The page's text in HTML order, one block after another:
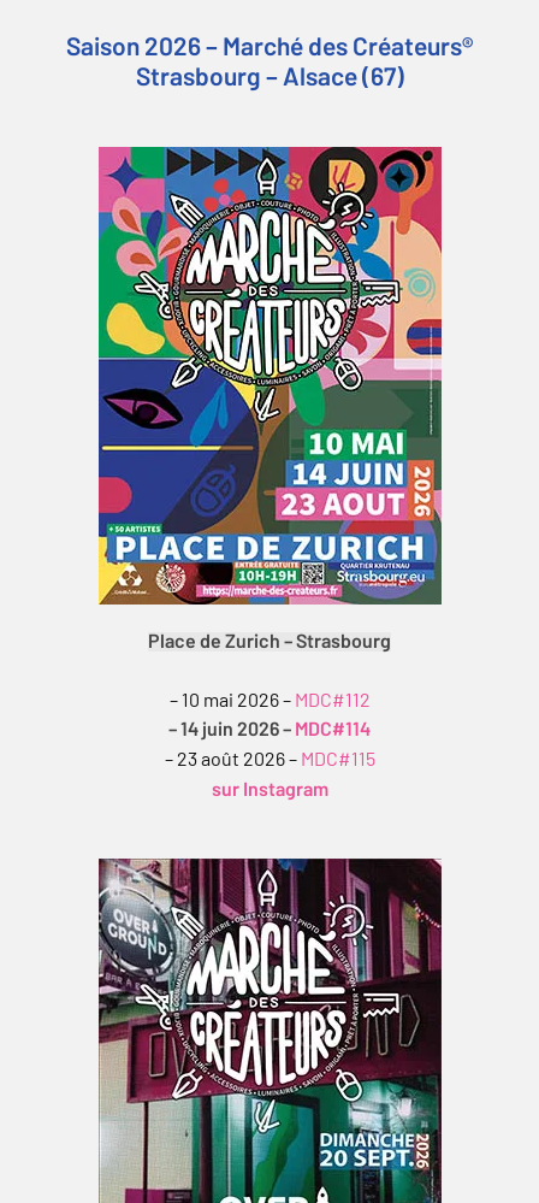
Saison 2026 – Marché des Créateurs®
Strasbourg – Alsace (67)
Place de Zurich – Strasbourg
– 10 mai 2026 – MDC#112
– 14 juin 2026 – MDC#114
– 23 août 2026 – MDC#115
sur Instagram